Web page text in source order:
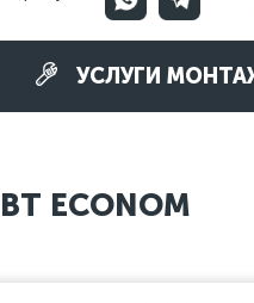
УСЛУГИ
ECONOM